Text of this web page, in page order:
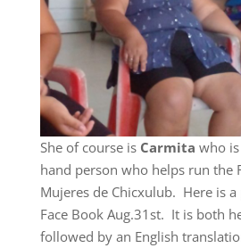
She of course is Carmita who
hand person who helps run the
Mujeres de Chicxulub. Here is
Face Book Aug.31st. It is both
followed by an English